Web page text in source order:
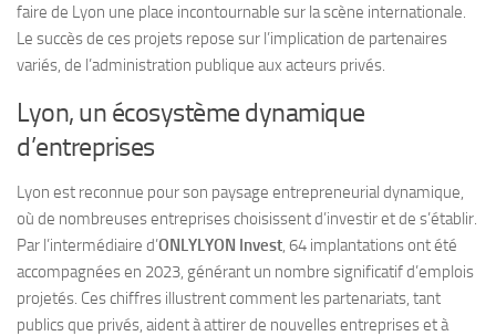
faire de Lyon une place incontournable sur la scène internationale.
Le succès de ces projets repose sur l’implication de partenaires
variés, de l’administration publique aux acteurs privés.
Lyon, un écosystème dynamique
d’entreprises
Lyon est reconnue pour son paysage entrepreneurial dynamique,
où de nombreuses entreprises choisissent d’investir et de s’établir.
Par l’intermédiaire d’ONLYLYON Invest, 64 implantations ont été
accompagnées en 2023, générant un nombre significatif d’emplois
projetés. Ces chiffres illustrent comment les partenariats, tant
publics que privés, aident à attirer de nouvelles entreprises et à